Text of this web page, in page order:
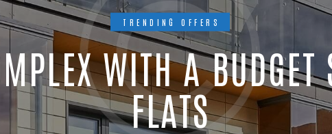
TRENDING OFFERS
WITH A
FLATS